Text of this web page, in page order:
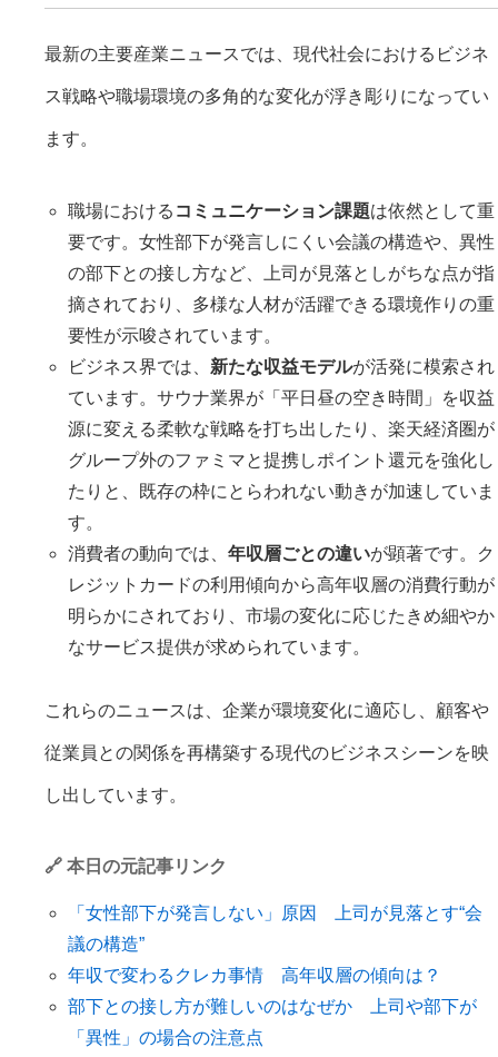
最新の主要産業ニュースでは、現代社会におけるビジネ
ス戦略や職場環境の多角的な変化が浮き彫りになってい
ます。
職場における コミュニケーション課題は依然として重
要です。女性部下が発言しにくい会議の構造や、異性
の部下との接し方など、上司が見落としがちな点が指
摘されており、多様な人材が活躍できる環境作りの重
要性が示唆されています。
ビジネス界では、 新たな収益モデルが活発に模索され
ています。サウナ業界が「平日昼の空き時間」を収益
源に変える柔軟な戦略を打ち出したり、楽天経済圏が
グループ外のファミマと提携しポイント還元を強化し
たりと、既存の枠にとらわれない動きが加速していま
す。
消費者の動向では、 年収層ごとの違いが顕著です。ク
レジットカードの利用傾向から高年収層の消費行動が
明らかにされており、市場の変化に応じたきめ細やか
なサービス提供が求められています。
これらのニュースは、企業が環境変化に適応し、顧客や
従業員との関係を再構築する現代のビジネスシーンを映
し出しています。
🔗 本日の元記事リンク
「女性部下が発言しない」原因 上司が見落とす“会
議の構造”
年収で変わるクレカ事情 高年収層の傾向は？
部下との接し方が難しいのはなぜか 上司や部下が
「異性」の場合の注意点